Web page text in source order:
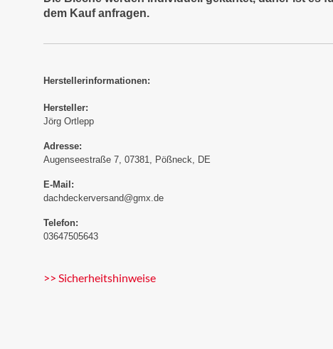
dem Kauf anfragen.
Herstellerinformationen:
Hersteller:
Jörg Ortlepp
Adresse:
Augenseestraße 7, 07381, Pößneck, DE
E-Mail:
dachdeckerversand@gmx.de
Telefon:
03647505643
>> Sicherheitshinweise